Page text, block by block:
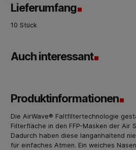
Lieferumfang
10 Stück
Auch interessant
Produktinformationen
Die AirWave® Faltfiltertechnologie
Filterfläche in den FFP-Masken der Air
Dadurch haben diese langanhaltend
für einfaches Atmen. Ein weiches